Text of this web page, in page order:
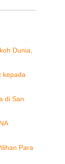
Dunia,
kepada
di San
Para